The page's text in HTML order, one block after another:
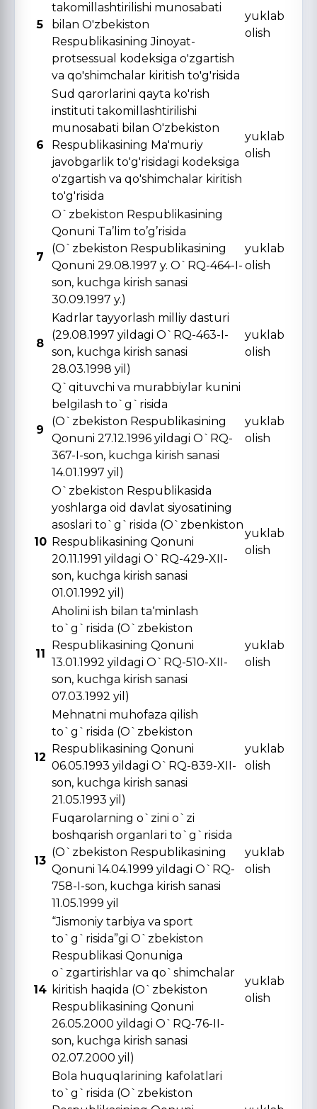
5
takomillashtirilishi munosabati
bilan O'zbekiston
Respublikasining Jinoyat-
protsessual kodeksiga o'zgartish
va qo'shimchalar kiritish to'g'risida
yuklab
olish
6
Sud qarorlarini qayta ko'rish
instituti takomillashtirilishi
munosabati bilan O'zbekiston
Respublikasining Ma'muriy
javobgarlik to'g'risidagi kodeksiga
o'zgartish va qo'shimchalar kiritish
to'g'risida
yuklab
olish
7
O`zbekiston Respublikasining
Qonuni Ta’lim to’g’risida
(O`zbekiston Respublikasining
Qonuni 29.08.1997 y. O`RQ-464-I-
son, kuchga kirish sanasi
30.09.1997 y.)
yuklab
olish
8
Kadrlar tayyorlash milliy dasturi
(29.08.1997 yildagi O`RQ-463-I-
son, kuchga kirish sanasi
28.03.1998 yil)
yuklab
olish
9
Q`qituvchi va murabbiylar kunini
belgilash to`g`risida
(O`zbekiston Respublikasining
Qonuni 27.12.1996 yildagi O`RQ-
367-I-son, kuchga kirish sanasi
14.01.1997 yil)
yuklab
olish
10
O`zbekiston Respublikasida
yoshlarga oid davlat siyosatining
asoslari to`g`risida (O`zbenkiston
Respublikasining Qonuni
20.11.1991 yildagi O`RQ-429-XII-
son, kuchga kirish sanasi
01.01.1992 yil)
yuklab
olish
11
Aholini ish bilan ta‘minlash
to`g`risida (O`zbekiston
Respublikasining Qonuni
13.01.1992 yildagi O`RQ-510-XII-
son, kuchga kirish sanasi
07.03.1992 yil)
yuklab
olish
12
Mehnatni muhofaza qilish
to`g`risida (O`zbekiston
Respublikasining Qonuni
06.05.1993 yildagi O`RQ-839-XII-
son, kuchga kirish sanasi
21.05.1993 yil)
yuklab
olish
13
Fuqarolarning o`zini o`zi
boshqarish organlari to`g`risida
(O`zbekiston Respublikasining
Qonuni 14.04.1999 yildagi O`RQ-
758-I-son, kuchga kirish sanasi
11.05.1999 yil
yuklab
olish
14
“Jismoniy tarbiya va sport
to`g`risida”gi O`zbekiston
Respublikasi Qonuniga
o`zgartirishlar va qo`shimchalar
kiritish haqida (O`zbekiston
Respublikasining Qonuni
26.05.2000 yildagi O`RQ-76-II-
son, kuchga kirish sanasi
02.07.2000 yil)
yuklab
olish
Bola huquqlarining kafolatlari
to`g`risida (O`zbekiston